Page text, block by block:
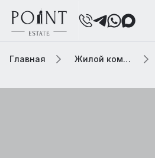
Главная Жилой комплекс